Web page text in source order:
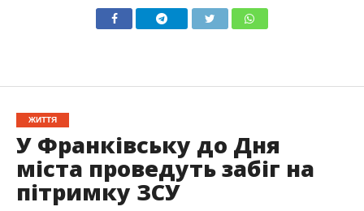
ЖИТТЯ
У Франківську до Дня
міста проведуть забіг на
пітримку ЗСУ